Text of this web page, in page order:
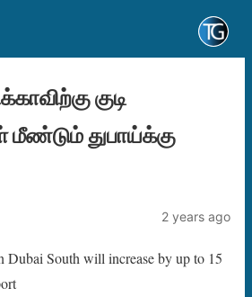
குடி
துபாய்க்கு
2 years ago